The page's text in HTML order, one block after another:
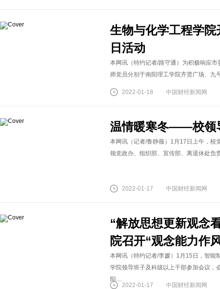
生物与化学工程学
日活动
本网讯（特约记者/路守通）为积极响应
师党员分别于南阳理工学院齐贤广场、九
2022-01-18 中国财经新闻网
温情暖寒冬——校领
本网讯（记者/鲁静薇）1月17日上午，校
领党政办、组织部、宣传部、离退休处负
2022-01-17 中国财经新闻网
“解放思想更新观念
院召开“观念能力作
本网讯（特约记者/李媛）1月15日，智能
学院领导班子及科级以上干部参加会议，
阳....
2022-01-17
中国财经新闻网